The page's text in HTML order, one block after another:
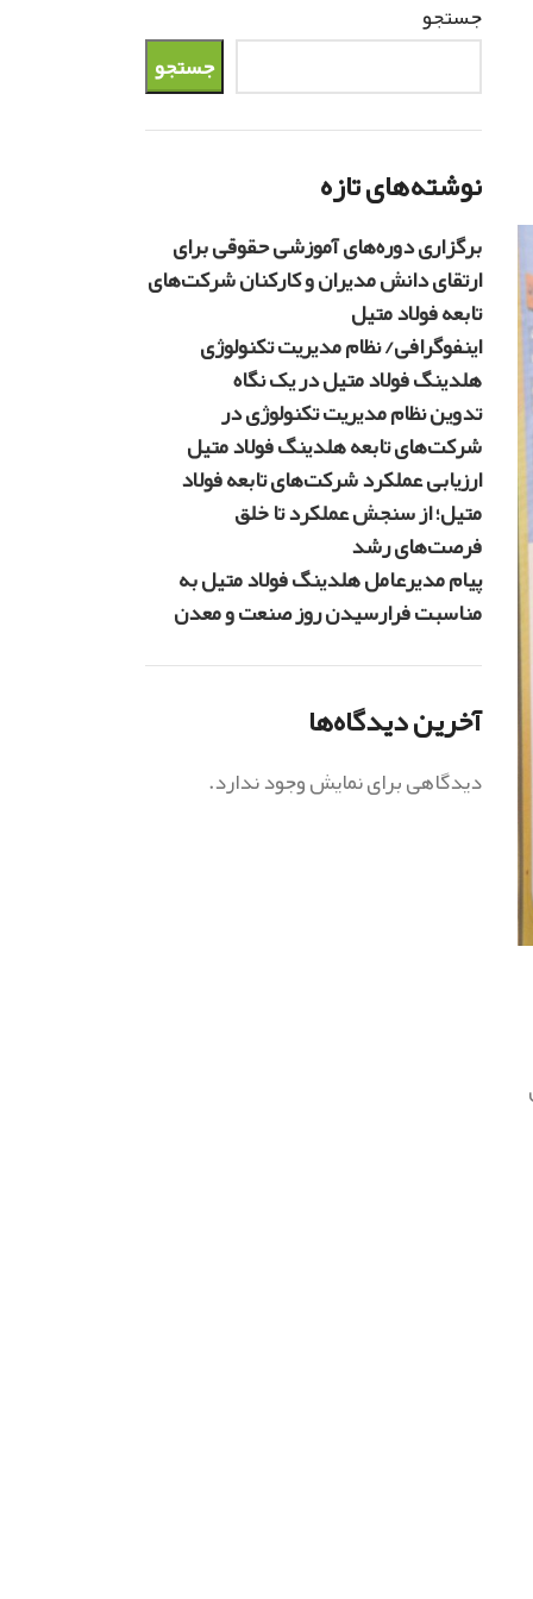
جستجو
جستجو
نوشته‌های تازه
برگزاری دوره‌های آموزشی حقوقی برای
ارتقای دانش مدیران و کارکنان شرکت‌های
تابعه فولاد متیل
اینفوگرافی/ نظام مدیریت تکنولوژی
هلدینگ فولاد متیل در یک نگاه
تدوین نظام مدیریت تکنولوژی در
شرکت‌های تابعه هلدینگ فولاد متیل
ارزیابی عملکرد شرکت‌های تابعه فولاد
متیل؛ از سنجش عملکرد تا خلق
فرصت‌های رشد
پیام مدیرعامل هلدینگ فولاد متیل به
مناسبت فرارسیدن روز صنعت و معدن
آخرین دیدگاه‌ها
دیدگاهی برای نمایش وجود ندارد.